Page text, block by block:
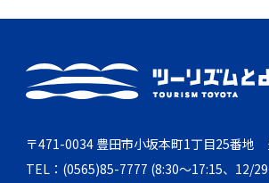
〒471-0034 豊田市小坂本町1丁目25番地
TEL：(0565)85-7777 (8:30～17:15、12/